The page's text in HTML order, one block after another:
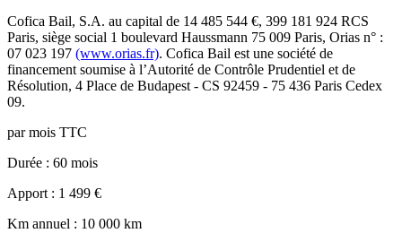
Cofica Bail, S.A. au capital de 14 485 544 €, 399 181 924 RCS
Paris, siège social 1 boulevard Haussmann 75 009 Paris, Orias n° :
07 023 197 (www.orias.fr). Cofica Bail est une société de
financement soumise à l’Autorité de Contrôle Prudentiel et de
Résolution, 4 Place de Budapest - CS 92459 - 75 436 Paris Cedex
09.
par mois TTC
Durée : 60 mois
Apport : 1 499 €
Km annuel : 10 000 km